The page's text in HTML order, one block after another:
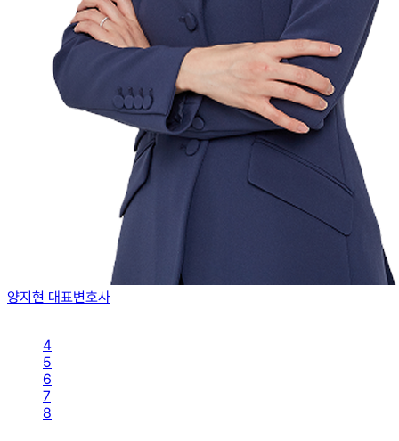
양지현 대표변호사
4
5
6
7
8